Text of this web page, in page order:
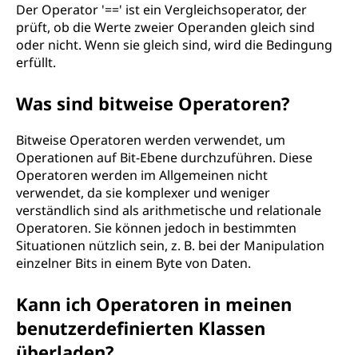
Der Operator '==' ist ein Vergleichsoperator, der
prüft, ob die Werte zweier Operanden gleich sind
oder nicht. Wenn sie gleich sind, wird die Bedingung
erfüllt.
Was sind bitweise Operatoren?
Bitweise Operatoren werden verwendet, um
Operationen auf Bit-Ebene durchzuführen. Diese
Operatoren werden im Allgemeinen nicht
verwendet, da sie komplexer und weniger
verständlich sind als arithmetische und relationale
Operatoren. Sie können jedoch in bestimmten
Situationen nützlich sein, z. B. bei der Manipulation
einzelner Bits in einem Byte von Daten.
Kann ich Operatoren in meinen
benutzerdefinierten Klassen